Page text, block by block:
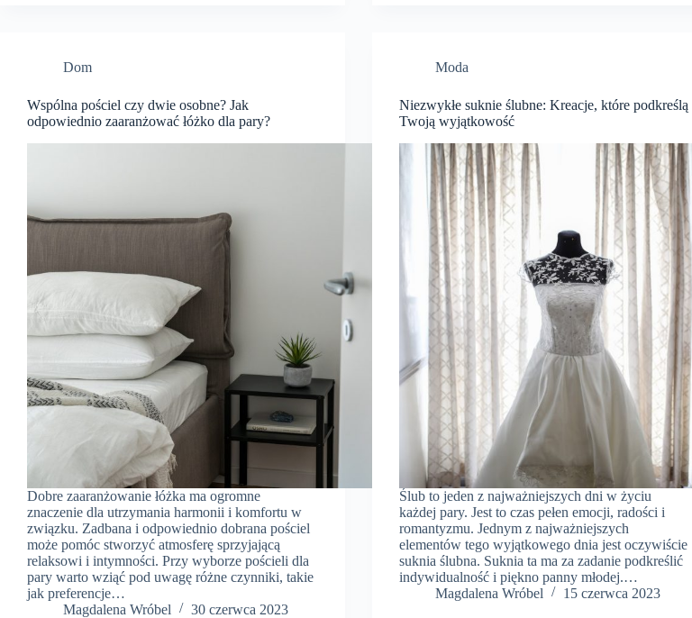
Dom
Wspólna pościel czy dwie osobne? Jak
odpowiednio zaaranżować łóżko dla pary?
Dobre zaaranżowanie łóżka ma ogromne
znaczenie dla utrzymania harmonii i komfortu w
związku. Zadbana i odpowiednio dobrana pościel
może pomóc stworzyć atmosferę sprzyjającą
relaksowi i intymności. Przy wyborze pościeli dla
pary warto wziąć pod uwagę różne czynniki, takie
jak preferencje…
Magdalena Wróbel
30 czerwca 2023
Moda
Niezwykłe suknie ślubne: Kreacje, które podkreślą
Twoją wyjątkowość
Ślub to jeden z najważniejszych dni w życiu
każdej pary. Jest to czas pełen emocji, radości i
romantyzmu. Jednym z najważniejszych
elementów tego wyjątkowego dnia jest oczywiście
suknia ślubna. Suknia ta ma za zadanie podkreślić
indywidualność i piękno panny młodej.…
Magdalena Wróbel
15 czerwca 2023